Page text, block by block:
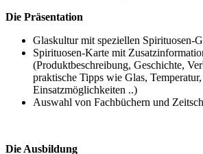
Die Präsentation
Glaskultur mit speziellen Spirituosen-
Spirituosen-Karte mit
(Produktbeschreibung, Geschichte,
praktische Tipps wie Glas,
Einsatzmöglichkeiten ..)
Auswahl von Fachbüchern und
Die Ausbildung